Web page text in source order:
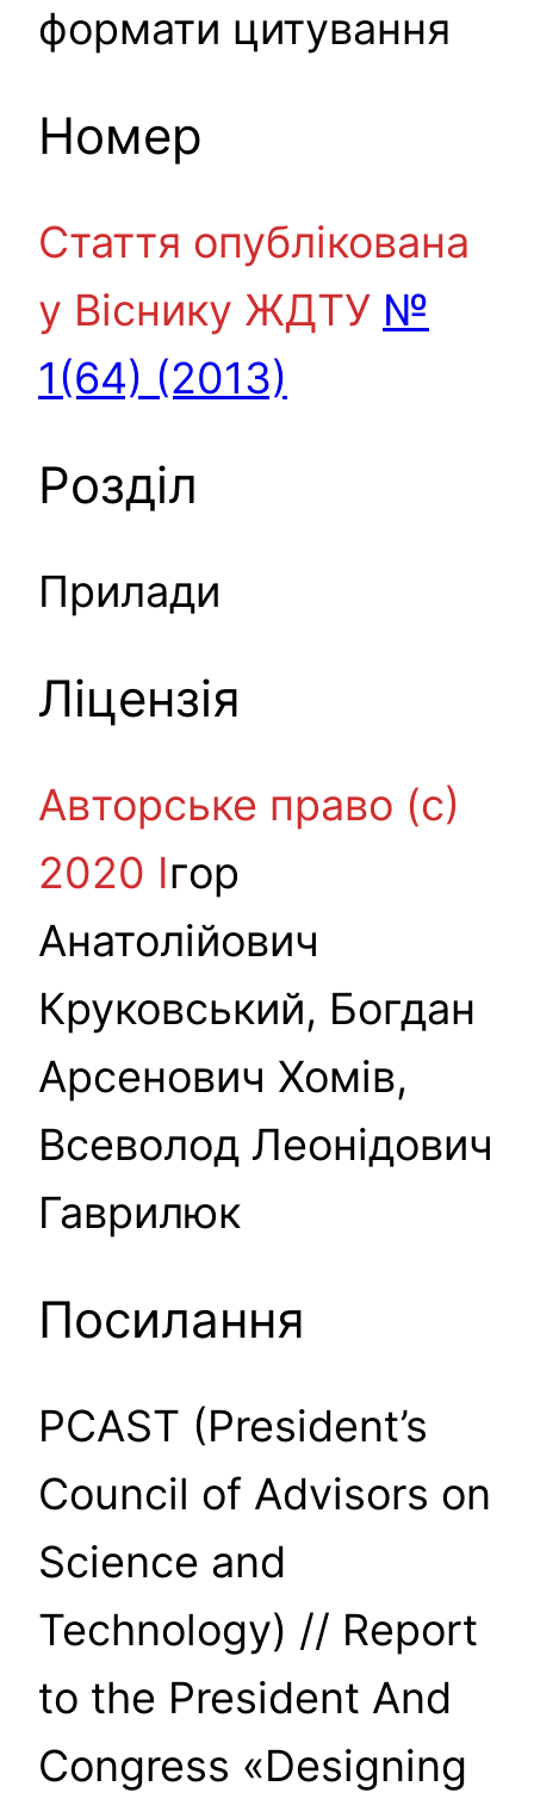
формати цитування
Номер
Стаття опублікована
у Віснику ЖДТУ №
1(64) (2013)
Розділ
Прилади
Ліцензія
Авторське право (c)
2020 Ігор
Анатолійович
Круковський, Богдан
Арсенович Хомів,
Всеволод Леонідович
Гаврилюк
Посилання
PCAST (President’s
Council of Advisors on
Science and
Technology) // Report
to the President And
Congress «Designing